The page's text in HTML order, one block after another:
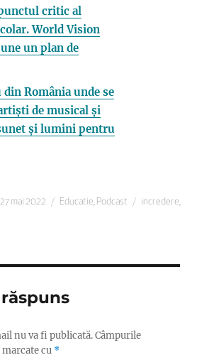
critic al
World Vision
un plan de
România unde se
de musical și
și lumini pentru
Publicat
27 mai 2022 Categorii
Educatie, Podcast Etichete
incredere,
nu va fi publicată.Câmpurile
cu *